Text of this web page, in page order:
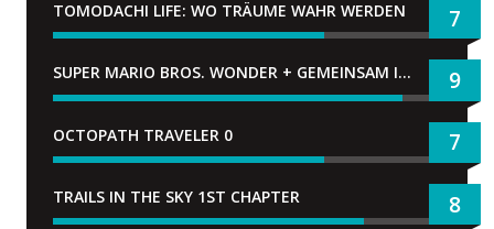
TOMODACHI LIFE: WO TRÄUME WAHR WERDEN 7
SUPER MARIO BROS. WONDER + GEMEINSAM IM BELLABEL-PARK 9
OCTOPATH TRAVELER 0 7
TRAILS IN THE SKY 1ST CHAPTER 8